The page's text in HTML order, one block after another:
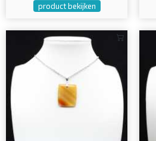
product bekijken